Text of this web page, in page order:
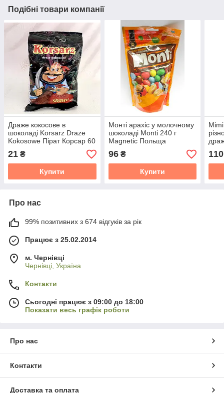
Подібні товари компанії
Драже кокосове в
шоколаді Korsarz Draze
Kokosowe Пірат Корсар 60
г Skawa Poland
21 ₴
Купити
Монті арахіс у молочному
шоколаді Monti 240 г
Magnetic Польща
96₴
Купити
110
Про нас
99% позитивних з 674 відгуків за рік
Працює з 25.02.2014
м. Чернівці
Чернівці, Україна
Контакти
Сьогодні працює з 09:00 до 18:00
Показати весь графік роботи
Про нас
Контакти
Доставка та оплата